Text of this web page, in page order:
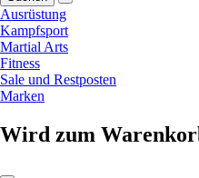
Ausrüstung
Kampfsport
Martial Arts
Fitness
Sale und Restposten
Marken
Wird zum